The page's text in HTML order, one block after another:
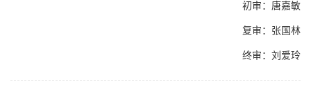
初审：唐嘉敏
复审：张国林
终审：刘爱玲